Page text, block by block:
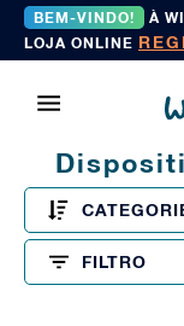
BEM-VINDO!
À
LOJA ONLINE
FILTRO